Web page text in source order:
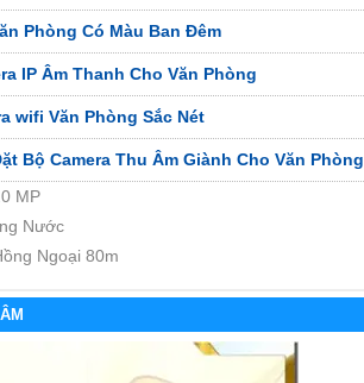
Phòng Có Màu Ban Đêm
IP Âm Thanh Cho Văn Phòng
wifi Văn Phòng Sắc Nét
Bộ Camera Thu Âm Giành Cho Văn Phòng
MP
Nước
Ngoại 80m